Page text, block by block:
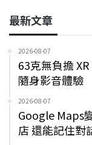
最新文章
2026-08-07
63克無負擔
隨身影音體驗
2026-08-07
Google Maps
店 還能記住對